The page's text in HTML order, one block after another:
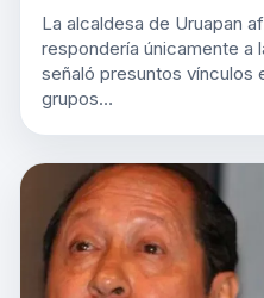
La alcaldesa de Uruapan
respondería únicamente a
señaló presuntos
grupos…